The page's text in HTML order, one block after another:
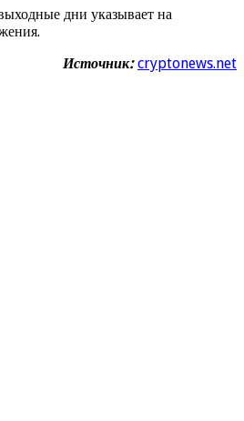
дни указывает на
Источник: cryptonews.net